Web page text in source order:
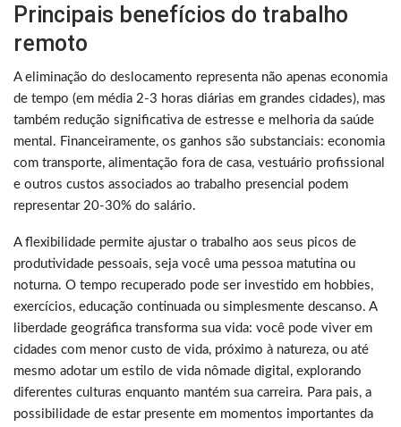
Principais benefícios do trabalho
remoto
A eliminação do deslocamento representa não apenas economia
de tempo (em média 2-3 horas diárias em grandes cidades), mas
também redução significativa de estresse e melhoria da saúde
mental. Financeiramente, os ganhos são substanciais: economia
com transporte, alimentação fora de casa, vestuário profissional
e outros custos associados ao trabalho presencial podem
representar 20-30% do salário.
A flexibilidade permite ajustar o trabalho aos seus picos de
produtividade pessoais, seja você uma pessoa matutina ou
noturna. O tempo recuperado pode ser investido em hobbies,
exercícios, educação continuada ou simplesmente descanso. A
liberdade geográfica transforma sua vida: você pode viver em
cidades com menor custo de vida, próximo à natureza, ou até
mesmo adotar um estilo de vida nômade digital, explorando
diferentes culturas enquanto mantém sua carreira. Para pais, a
possibilidade de estar presente em momentos importantes da